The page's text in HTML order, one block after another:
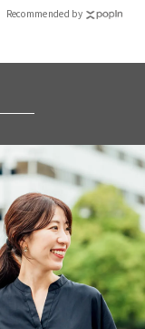
Recommended by